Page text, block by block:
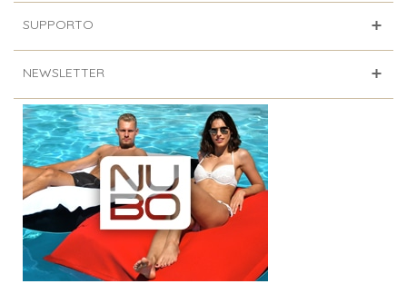
SUPPORTO
NEWSLETTER